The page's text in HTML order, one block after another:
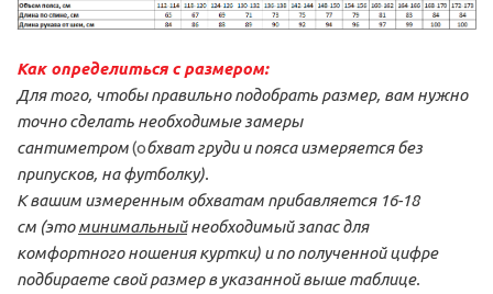
Как определиться с размером:
Для того, чтобы правильно подобрать размер, вам нужно
точно сделать необходимые замеры
сантиметром(обхват груди и пояса измеряется без
припусков, на футболку).
К вашим измеренным обхватам прибавляется 16-18
см (этоминимальныйнеобходимый запас для
комфортного ношения куртки) и по полученной цифре
подбираете свой размерв указанной выше таблице.